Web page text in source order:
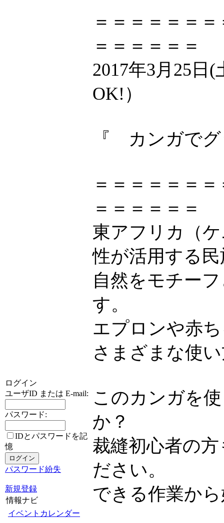
ログイン
ユーザID または E-mail:
パスワード:
IDとパスワードを記
憶
パスワード紛失
新規登録
情報ナビ
イベントカレンダー
＝＝＝＝＝＝
＝＝＝＝＝＝
2017年3月25日
OK!）
『 カンガで
＝＝＝＝＝＝
＝＝＝＝＝＝
東アフリカ（
性が活用する
自然をモチー
す。
エプロンや赤
さまざまな使
このカンガを
か？
裁縫初心者の
ださい。
できる作業か